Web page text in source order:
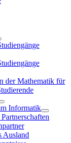
der Mathematik für
Informatik
Ausland